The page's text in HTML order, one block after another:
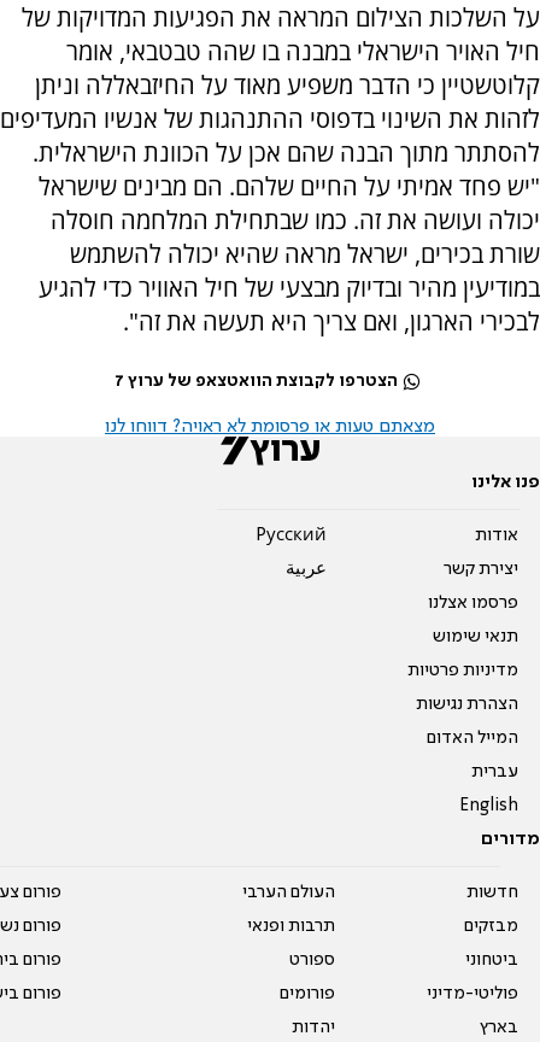
על השלכות הצילום המראה את הפגיעות המדויקות של
חיל האויר הישראלי במבנה בו שהה טבטבאי, אומר
קלוטשטיין כי הדבר משפיע מאוד על החיזבאללה וניתן
לזהות את השינוי בדפוסי ההתנהגות של אנשיו המעדיפים
להסתתר מתוך הבנה שהם אכן על הכוונת הישראלית.
"יש פחד אמיתי על החיים שלהם. הם מבינים שישראל
יכולה ועושה את זה. כמו שבתחילת המלחמה חוסלה
שורת בכירים, ישראל מראה שהיא יכולה להשתמש
במודיעין מהיר ובדיוק מבצעי של חיל האוויר כדי להגיע
לבכירי הארגון, ואם צריך היא תעשה את זה".
הצטרפו לקבוצת הוואטצאפ של ערוץ 7
מצאתם טעות או פרסומת לא ראויה? דווחו לנו
פנו אלינו
אודות
יצירת קשר
פרסמו אצלנו
תנאי שימוש
מדיניות פרטיות
הצהרת נגישות
המייל האדום
עברית
English
Pусский
عربية
מדורים
חדשות
מבזקים
ביטחוני
פוליטי-מדיני
בארץ
העולם הערבי
תרבות ופנאי
ספורט
פורומים
יהדות
פורום
פורום
פורום
פורום